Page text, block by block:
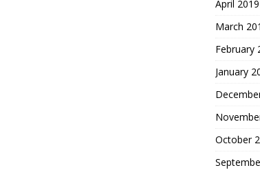
April 2019
March
February
January
October